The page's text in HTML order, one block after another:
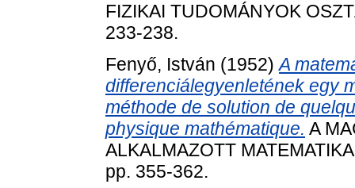
FIZIKAI TUDOMÁNYOK
233-238.
Fenyő, István (1952)A
differenciálegyenletének egy
méthode de solution de
physique mathématique. A
ALKALMAZOTT
pp. 355-362.